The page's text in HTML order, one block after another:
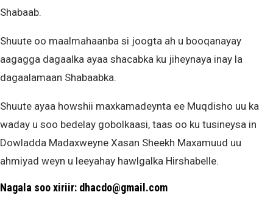
Shabaab.
Shuute oo maalmahaanba si joogta ah u booqanayay
aagagga dagaalka ayaa shacabka ku jiheynaya inay la
dagaalamaan Shabaabka.
Shuute ayaa howshii maxkamadeynta ee Muqdisho uu ka
waday u soo bedelay gobolkaasi, taas oo ku tusineysa in
Dowladda Madaxweyne Xasan Sheekh Maxamuud uu
ahmiyad weyn u leeyahay hawlgalka Hirshabelle.
Nagala soo xiriir: dhacdo@gmail.com